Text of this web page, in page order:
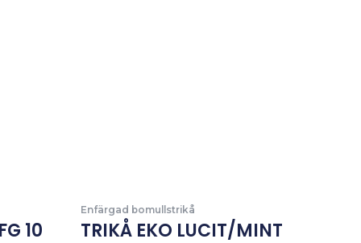
10
Enfärgad bomullstrikå
TRIKÅ EKO LUCIT/MINT